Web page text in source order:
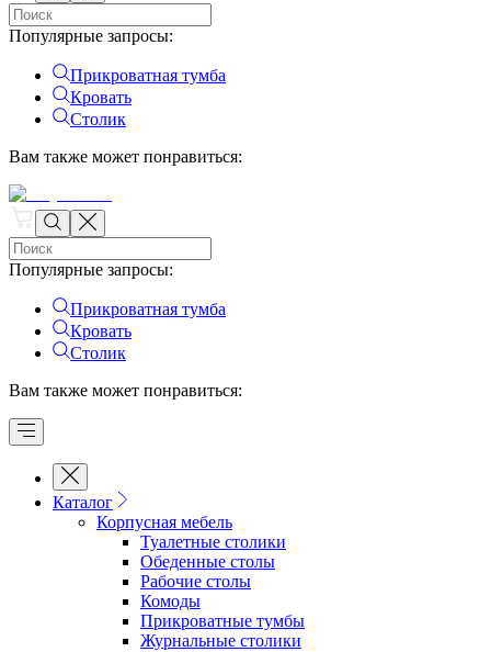
Популярные запросы:
Прикроватная тумба
Кровать
Столик
Вам также может понравиться:
Популярные запросы:
Прикроватная тумба
Кровать
Столик
Вам также может понравиться:
Каталог
Корпусная мебель
Туалетные столики
Обеденные cтолы
Рабочие столы
Комоды
Прикроватные тумбы
Журнальные столики